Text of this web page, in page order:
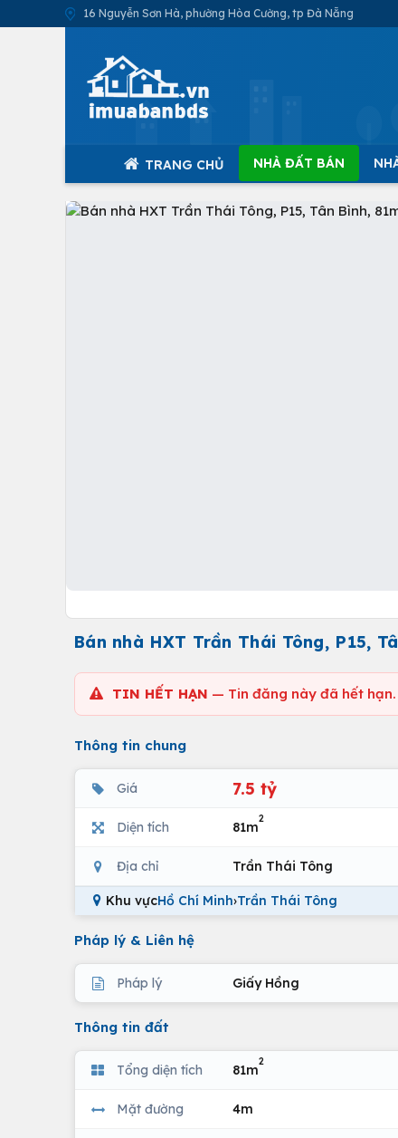
16 Nguyễn Sơn Hà, phường Hòa Cường, tp Đà Nẵng
TRANG CHỦ NHÀ ĐẤT BÁN
Bán nhà HXT Trần Thái Tông, P15,
TIN HẾT HẠN — Tin đăng này đã hết hạn.
Thông tin chung
Giá 7.5 tỷ
Diện tích 81m
2
Địa chỉ Trần Thái Tông
Khu vựcHồ Chí Minh›Trần Thái Tông
Pháp lý & Liên hệ
Pháp lý Giấy Hồng
Thông tin đất
Tổng diện tích 81m
2
Mặt đường 4m